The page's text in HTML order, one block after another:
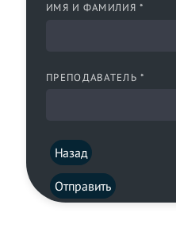
ИМЯ И ФАМИЛИЯ *
ПРЕПОДАВАТЕЛЬ *
Назад
Отправить